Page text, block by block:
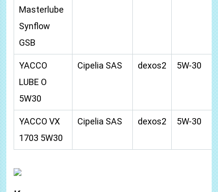
Masterlube
Synflow
GSB
YACCO
LUBE O
5W30
Cipelia SAS dexos2 5W-30
YACCO VX
1703 5W30
Cipelia SAS dexos2 5W-30